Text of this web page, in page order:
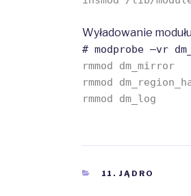
Wyładowanie
# modprobe –vr
rmmod dm_mirror
rmmod
rmmod dm_log
CATEGORIES
11. JĄDRO